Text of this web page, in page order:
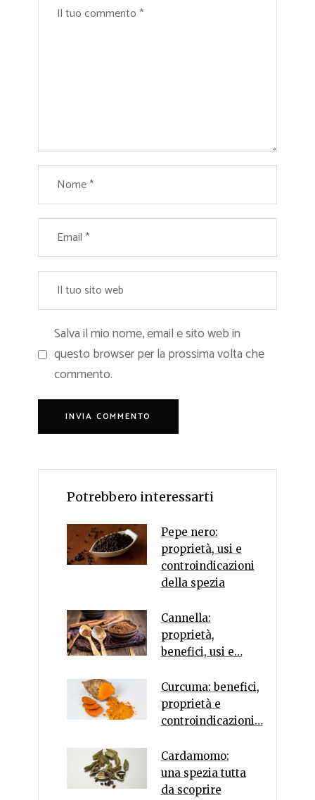
Salva il mio nome, email e sito web in
questo browser per la prossima volta che
commento.
Potrebbero interessarti
Pepe nero:
proprietà, usi e
controindicazioni
della spezia
Cannella:
proprietà,
benefici, usi e…
Curcuma: benefici,
proprietà e
controindicazioni…
Cardamomo:
una spezia tutta
da scoprire